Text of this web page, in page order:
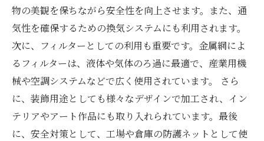
物の美観を保ちながら安全性を向上させます。また、通
気性を確保するための換気システムにも利用されます。
次に、フィルターとしての利用も重要です。金属網によ
るフィルターは、液体や気体のろ過に最適で、産業用機
械や空調システムなどで広く使用されています。 さら
に、装飾用途としても様々なデザインで加工され、イン
テリアやアート作品にも取り入れられています。最後
に、安全対策として、工場や倉庫の防護ネットとして使